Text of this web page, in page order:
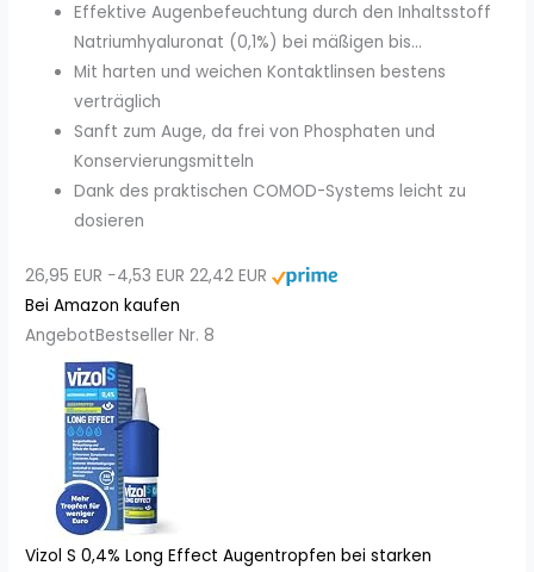
Effektive Augenbefeuchtung durch den Inhaltsstoff
Natriumhyaluronat (0,1%) bei mäßigen bis...
Mit harten und weichen Kontaktlinsen bestens
verträglich
Sanft zum Auge, da frei von Phosphaten und
Konservierungsmitteln
Dank des praktischen COMOD-Systems leicht zu
dosieren
26,95 EUR −4,53 EUR 22,42 EUR
Bei Amazon kaufen
AngebotBestseller Nr. 8
Vizol S 0,4% Long Effect Augentropfen bei starken